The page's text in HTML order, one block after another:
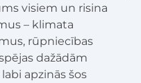
visiem un risina
– klimata
rūpniecības
dažādām
apzinās šos